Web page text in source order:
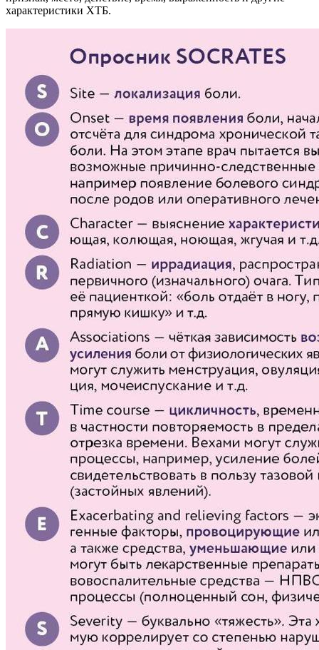
характеристики ХТБ.